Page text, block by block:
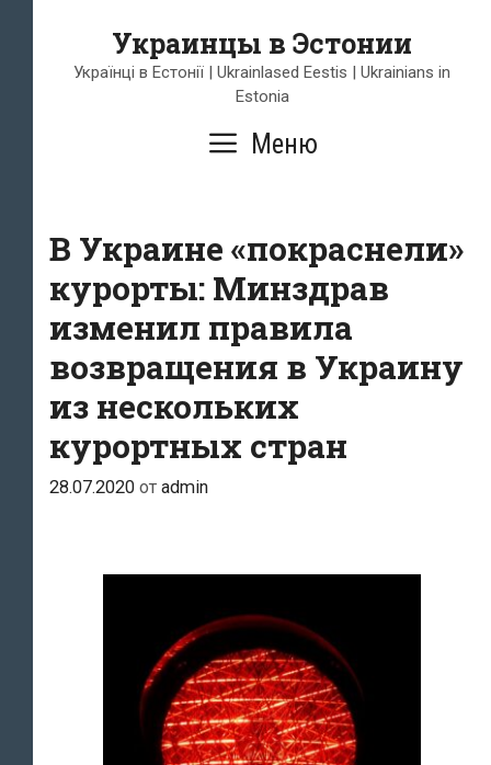
содержимому
Украинцы в Эстонии
Українці в Естонії | Ukrainlased Eestis | Ukrainians in
Estonia
Меню
В Украине «покраснели»
курорты: Минздрав
изменил правила
возвращения в Украину
из нескольких
курортных стран
28.07.2020 от admin